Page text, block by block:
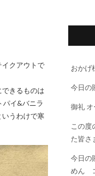
クアウトで
きるものは
パイ&バニラ
うわけで寒
おかげ
今日の
御礼
この度
た皆さ
今日の
めん